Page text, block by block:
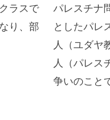
ラスで
り、部
パレスチナ
としたパレ
人（ユダヤ
人（パレス
争いのこと